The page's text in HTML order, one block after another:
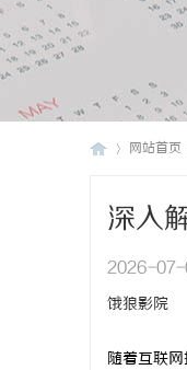
网站首页
深入
2026-07-
饿狼影院
随着互联